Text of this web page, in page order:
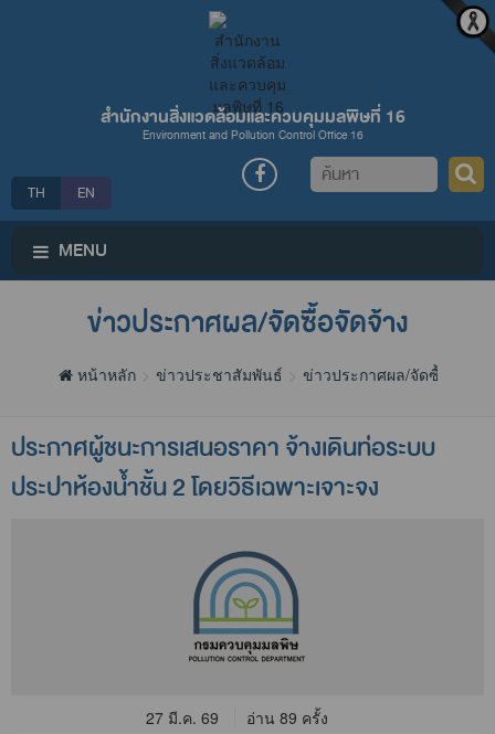
สำนักงานสิ่งแวดล้อมและควบคุมมลพิษที่ 16
Environment and Pollution Control Office 16
TH EN
ค้นหา
MENU
ข่าวประกาศผล/จัดซื้อจัดจ้าง
หน้าหลัก ข่าวประชาสัมพันธ์ ข่าวประกาศผล/จัดซื้อจัดจ้าง
ประกาศผู้ชนะการเสนอราคา จ้างเดินท่อระบบ
ประปาห้องน้ำชั้น 2 โดยวิธีเฉพาะเจาะจง
27 มี.ค. 69 อ่าน 89 ครั้ง